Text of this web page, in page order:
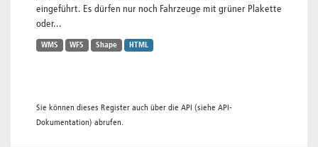
eingeführt. Es dürfen nur noch Fahrzeuge mit grüner Plakette
oder...
WMS WFS Shape HTML
Sie können dieses Register auch über die API (siehe API-
Dokumentation) abrufen.